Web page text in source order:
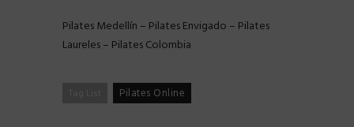
Pilates Medellín – Pilates Envigado – Pilates
Laureles – Pilates Colombia
Pilates Online